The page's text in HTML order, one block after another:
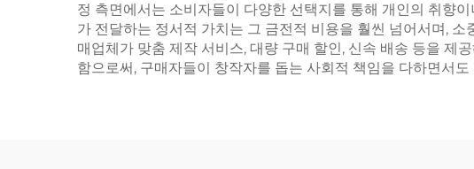
정 측면에서는 소비자들이 다양한 선택지를 통해 개인의 취향
가 전달하는 정서적 가치는 그 금전적 비용을 훨씬 넘어서며,
매업체가 맞춤 제작 서비스, 대량 구매 할인, 신속 배송 등을 제
함으로써, 구매자들이 창작자를 돕는 사회적 책임을 다하면서